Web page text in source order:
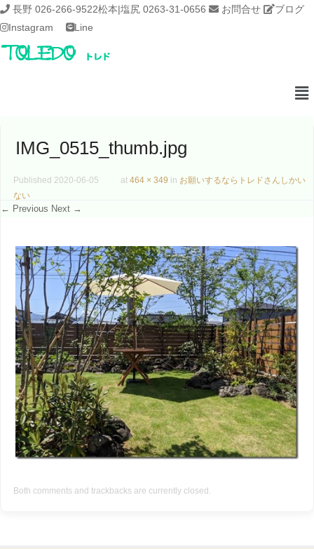
長野 026-266-9522松本|塩尻 0263-31-0656 お問合せ
ブログ
Instagram
Line
IMG_0515_thumb.jpg
Published 2020-06-05 at 464 × 349 in お願いするならトレドさんしかい
ない
← Previous Next →
Both comments and trackbacks are currently closed.